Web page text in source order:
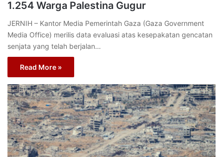
1.254 Warga Palestina Gugur
JERNIH – Kantor Media Pemerintah Gaza (Gaza Government
Media Office) merilis data evaluasi atas kesepakatan gencatan
senjata yang telah berjalan…
Read More »